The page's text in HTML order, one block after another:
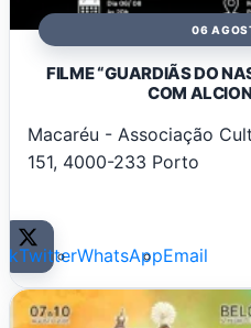
06
FILME “GUARDIÃS DO
COM
Macaréu - Associação
151, 4000-233 Porto
TwitterWhatsAppEmail